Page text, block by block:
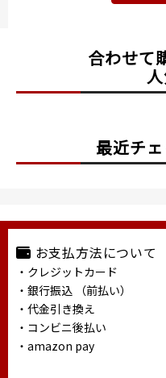
合わせて
最近チ
お支払方法について
・クレジットカード
・銀行振込 （前払い）
・代金引き換え
・コンビニ後払い
・amazon pay